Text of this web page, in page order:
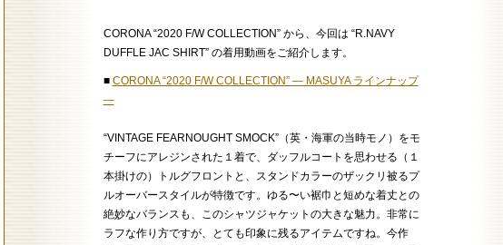
CORONA “2020 F/W COLLECTION” から、今回は “R.NAVY
DUFFLE JAC SHIRT” の着用動画をご紹介します。
■ CORONA “2020 F/W COLLECTION” — MASUYA ラインナップ
—
“VINTAGE FEARNOUGHT SMOCK”（英・海軍の当時モノ）をモ
チーフにアレジンされた１着で、ダッフルコートを思わせる（１
本掛けの）トルグフロントと、スタンドカラーのザックリ被るプ
ルオーバースタイルが特徴です。ゆる〜い裾巾と短めな着丈との
絶妙なバランスも、このシャツジャケットの大きな魅力。非常に
ラフな作り方ですが、とても印象に残るアイテムですね。今作